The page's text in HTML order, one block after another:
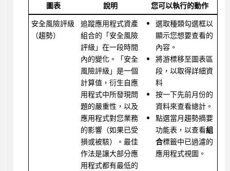
圖表
說明
您可以執行的動作
安全風險評級
（趨勢）
追蹤應用程式資產
組合的「安全風險
評級」在一段時間
內的變化。「安全
風險評級」是一個
計算值，衍生自應
用程式中所發現問
題的嚴重性，以及
應用程式對您業務
的影響（如果已受
損或被駭）。最佳
作法是讓大部分應
用程式都有最低的
選取種類勾選框以
顯示您想要查看的
內容。
將游標移至圖表區
段，以取得詳細資
料
按一下先前月份的
資料來查看總計。
點選當月趨勢摘要
功能表，以查看組
合標籤中已過濾的
應用程式視圖。